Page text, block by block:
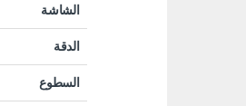
الشاشة
الدقة
السطوع